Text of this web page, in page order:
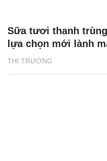
THỊ TRƯỜNG
Sữa tươi thanh
lựa chọn mới lành